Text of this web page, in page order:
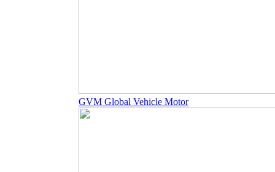
GVM Global Vehicle Motor